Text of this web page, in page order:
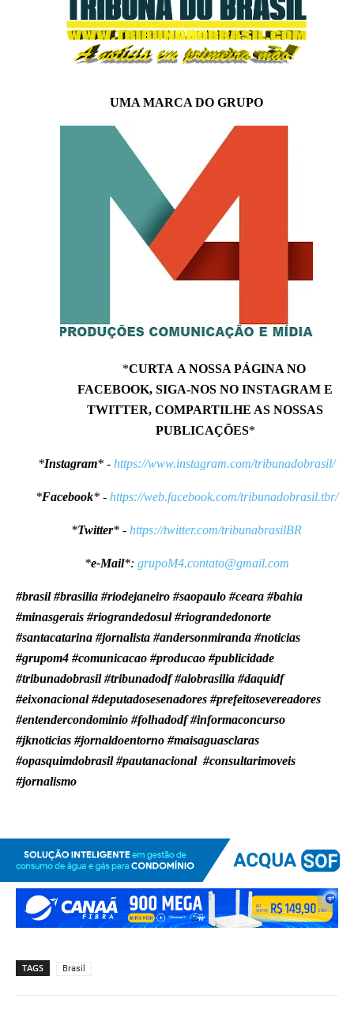
UMA MARCA DO GRUPO
*CURTA A NOSSA PÁGINA NO
FACEBOOK, SIGA-NOS NO INSTAGRAM E
TWITTER, COMPARTILHE AS NOSSAS
PUBLICAÇÕES*
*Instagram* - https://www.instagram.com/tribunadobrasil/
*Facebook* - https://web.facebook.com/tribunadobrasil.tbr/
*Twitter* - https://twitter.com/tribunabrasilBR
*e-Mail*: grupoM4.contato@gmail.com
#brasil #brasilia #riodejaneiro #saopaulo #ceara #bahia
#minasgerais #riograndedosul #riograndedonorte
#santacatarina #jornalista #andersonmiranda #noticias
#grupom4 #comunicacao #producao #publicidade
#tribunadobrasil #tribunadodf #alobrasilia #daquidf
#eixonacional #deputadosesenadores #prefeitosevereadores
#entendercondominio #folhadodf #informaconcurso
#jknoticias #jornaldoentorno #maisaguasclaras
#opasquimdobrasil #pautanacional #consultarimoveis
#jornalismo
TAGS Brasil